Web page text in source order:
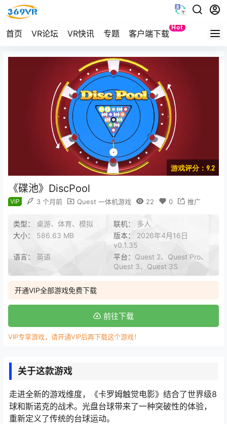
首页 VR论坛 VR快讯 专题 客户端下载
Hot
Quest
游戏评分：9.2
《碟池》DiscPool
VIP 3 个月前 Quest 一体机游戏 22 0 推广
类型： 桌游、体育、模拟 联机： 多人
大小： 586.63 MB 版本： 2026年4月16日
v0.1.35
语言： 英语 平台： Quest 2、Quest Pro、
Quest 3、Quest 3S
开通VIP全部游戏免费下载
前往下载
VIP专享游戏，请开通VIP后再下载这个游戏！
关于这款游戏
走进全新的游戏维度，《卡罗姆触觉电影》结合了世界级8
球和斯诺克的战术。光盘台球带来了一种突破性的体验，
重新定义了传统的台球运动。